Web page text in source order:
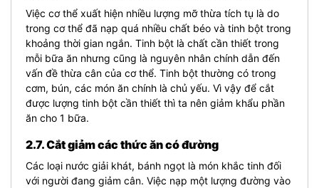
Việc cơ thể xuất hiện nhiều lượng mỡ thừa tích tụ là do
trong cơ thể đã nạp quá nhiều chất béo và tinh bột trong
khoảng thời gian ngắn. Tinh bột là chất cần thiết trong
mỗi bữa ăn nhưng cũng là nguyên nhân chính dẫn đến
vấn đề thừa cân của cơ thể. Tinh bột thường có trong
cơm, bún, các món ăn chính là chủ yếu. Vì vậy để cắt
được lượng tinh bột cần thiết thì ta nên giảm khẩu phần
ăn cho 1 bữa.
2.7. Cắt giảm các thức ăn có đường
Các loại nước giải khát, bánh ngọt là món khắc tinh đối
với người đang giảm cân. Việc nạp một lượng đường vào